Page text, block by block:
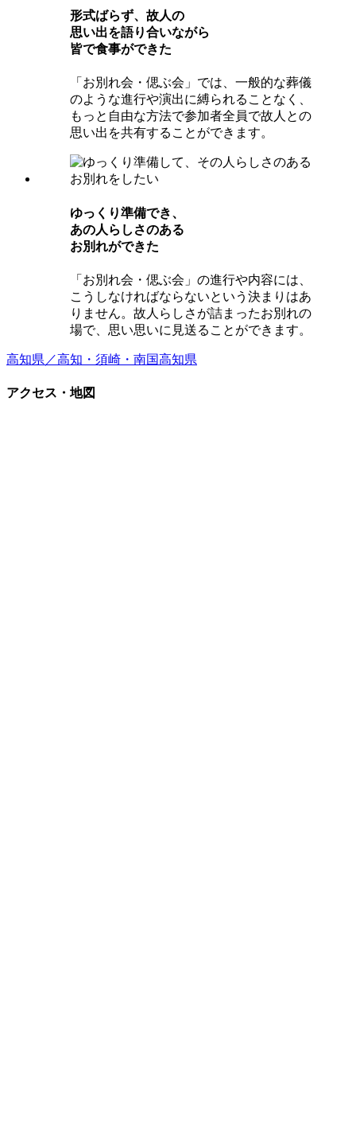
形式ばらず、故⼈の
思い出を語り合いながら
皆で⾷事ができた
「お別れ会・偲ぶ会」では、一般的な葬儀
のような進行や演出に縛られることなく、
もっと自由な方法で参加者全員で故人との
思い出を共有することができます。
ゆっくり準備でき、
あの⼈らしさのある
お別れができた
「お別れ会・偲ぶ会」の進行や内容には、
こうしなければならないという決まりはあ
りません。故人らしさが詰まったお別れの
場で、思い思いに見送ることができます。
高知県／高知・須崎・南国高知県
アクセス・地図